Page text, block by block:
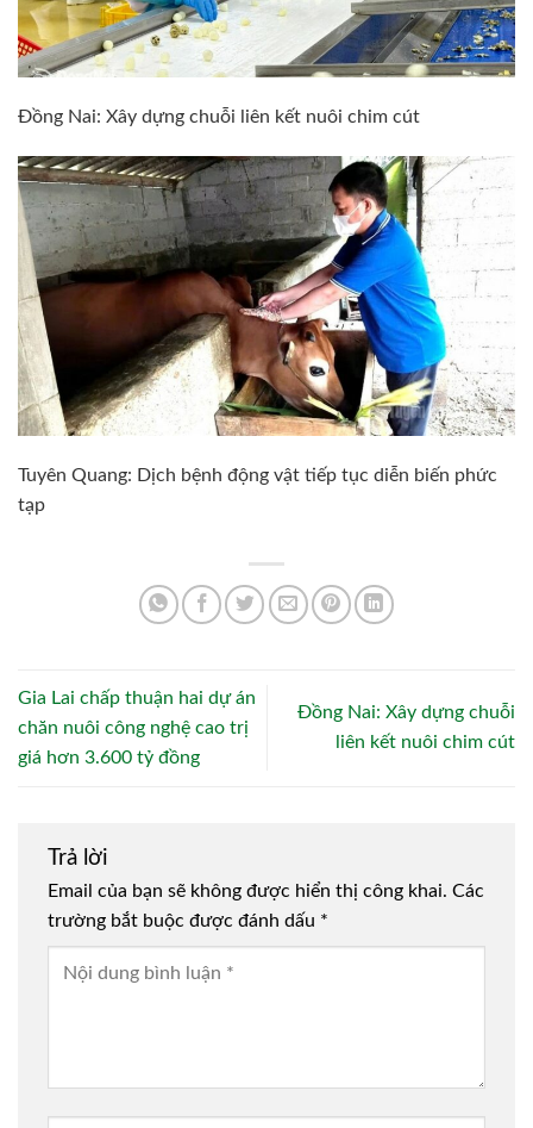
Đồng Nai: Xây dựng chuỗi liên kết nuôi chim cút
Tuyên Quang: Dịch bệnh động vật tiếp tục diễn biến phức
tạp
Gia Lai chấp thuận hai dự án
chăn nuôi công nghệ cao trị
giá hơn 3.600 tỷ đồng
Đồng Nai: Xây dựng chuỗi
liên kết nuôi chim cút
Trả lời
Email của bạn sẽ không được hiển thị công khai. Các
trường bắt buộc được đánh dấu *